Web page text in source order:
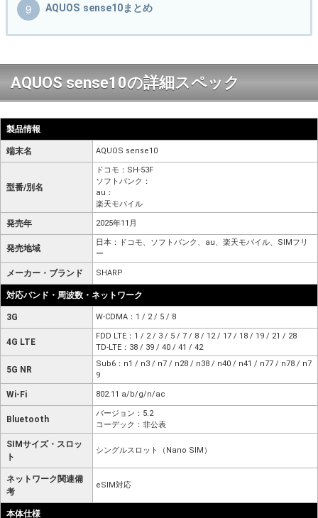
AQUOS sense10まとめ
AQUOS sense10の詳細スペック
製品情報
端末名 AQUOS sense10
型番/別名
ドコモ：SH-53F
ソフトバンク：
au：
楽天モバイル
発売年 2025年11月
発売地域
日本：ドコモ、ソフトバンク、au、楽天モバイル、SIMフリ
ー
メーカー・ブランド SHARP
対応バンド・周波数・ネットワーク
3G W-CDMA：1 / 2 / 5 / 8
4G LTE
FDD LTE：1 / 2 / 3 / 5 / 7 / 8 / 12 / 17 / 18 / 19 / 21 / 28
TD-LTE：38 / 39 / 40 / 41 / 42
5G NR
Sub6：n1 / n3 / n7 / n28 / n38 / n40 / n41 / n77 / n78 / n7
9
Wi-Fi 802.11 a/b/g/n/ac
Bluetooth
バージョン：5.2
コーデック：非公表
SIMサイズ・スロッ
ト
シングルスロット（Nano SIM）
ネットワーク関連備
考
eSIM対応
本体仕様